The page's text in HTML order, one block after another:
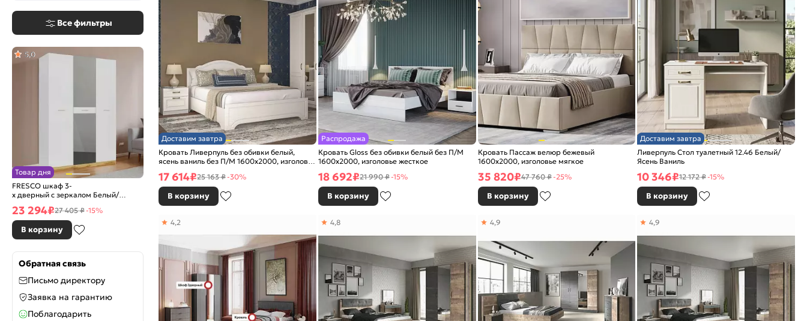
Все фильтры
Товар дня
FRESCO шкаф 3-
х дверный с зеркалом Белый/
5,0
23 294₽27 405 ₽-15%
В корзину
Обратная связь
Письмо директору
Заявка на гарантию
Поблагодарить
Доставим завтра
Кровать Ливерпуль без обивки белый,
ясень ваниль без П/М 1600x2000, изголовье
17 614₽25 163 ₽-30%
В корзину
Распродажа
Кровать Gloss без обивки белый без П/М
1600x2000, изголовье жесткое
18 692₽21 990 ₽-15%
В корзину
Кровать Пассаж велюр бежевый
1600x2000, изголовье мягкое
35 820₽47 760 ₽-25%
В корзину
Доставим завтра
Ливерпуль Стол туалетный 12.46 Белый/
Ясень Ваниль
10 346₽12 172 ₽-15%
В корзину
4,2 4,8 4,9 4,9